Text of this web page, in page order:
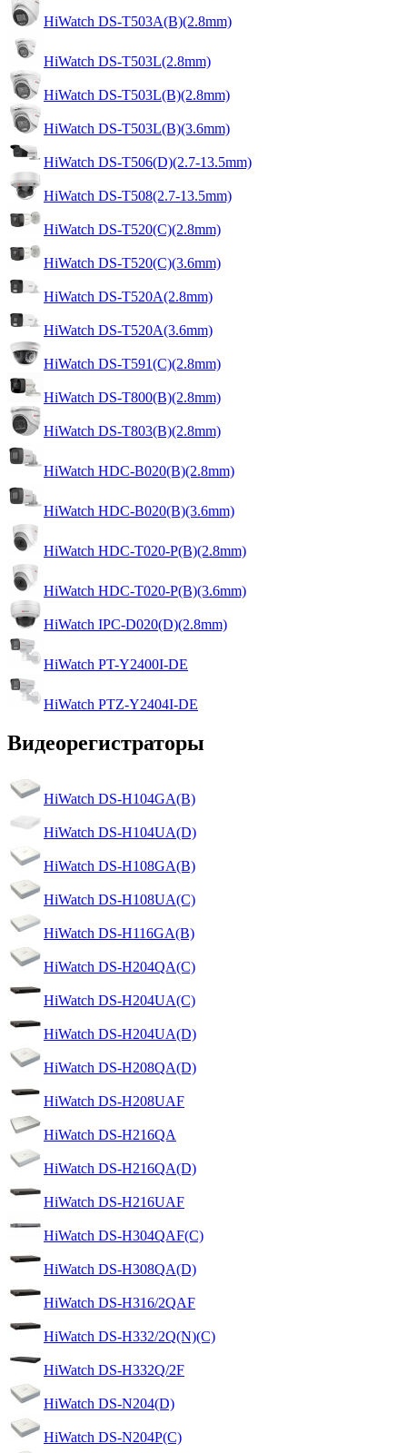
HiWatch DS-T503A(B)(2.8mm)
HiWatch DS-T503L(2.8mm)
HiWatch DS-T503L(B)(2.8mm)
HiWatch DS-T503L(B)(3.6mm)
HiWatch DS-T506(D)(2.7-13.5mm)
HiWatch DS-T508(2.7-13.5mm)
HiWatch DS-T520(C)(2.8mm)
HiWatch DS-T520(C)(3.6mm)
HiWatch DS-T520A(2.8mm)
HiWatch DS-T520A(3.6mm)
HiWatch DS-T591(C)(2.8mm)
HiWatch DS-T800(B)(2.8mm)
HiWatch DS-T803(B)(2.8mm)
HiWatch HDC-B020(B)(2.8mm)
HiWatch HDC-B020(B)(3.6mm)
HiWatch HDC-T020-P(B)(2.8mm)
HiWatch HDC-T020-P(B)(3.6mm)
HiWatch IPC-D020(D)(2.8mm)
HiWatch PT-Y2400I-DE
HiWatch PTZ-Y2404I-DE
Видеорегистраторы
HiWatch DS-H104GA(B)
HiWatch DS-H104UA(D)
HiWatch DS-H108GA(B)
HiWatch DS-H108UA(C)
HiWatch DS-H116GA(B)
HiWatch DS-H204QA(C)
HiWatch DS-H204UA(C)
HiWatch DS-H204UA(D)
HiWatch DS-H208QA(D)
HiWatch DS-H208UAF
HiWatch DS-H216QA
HiWatch DS-H216QA(D)
HiWatch DS-H216UAF
HiWatch DS-H304QAF(C)
HiWatch DS-H308QA(D)
HiWatch DS-H316/2QAF
HiWatch DS-H332/2Q(N)(C)
HiWatch DS-H332Q/2F
HiWatch DS-N204(D)
HiWatch DS-N204P(C)